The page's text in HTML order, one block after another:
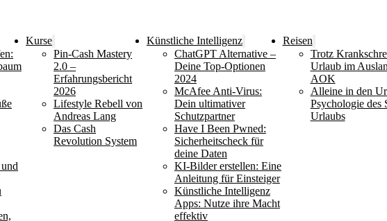
Kurse
Pin-Cash Mastery
2.0 –
Erfahrungsbericht
2026
Lifestyle Rebell von
Andreas Lang
Das Cash
Revolution System
Künstliche Intelligenz
ChatGPT Alternative –
Deine Top-Optionen
2024
McAfee Anti-Virus:
Dein ultimativer
Schutzpartner
Have I Been Pwned:
Sicherheitscheck für
deine Daten
KI-Bilder erstellen: Eine
Anleitung für Einsteiger
Künstliche Intelligenz
Apps: Nutze ihre Macht
effektiv
Reisen
Trotz
Urlaub im
AOK
Alleine in den
Psychologie des
Urlaubs